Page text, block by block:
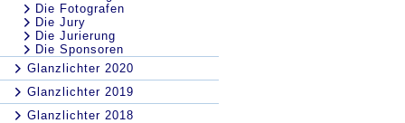
Die Fotografen
Die Jury
Die Jurierung
Die Sponsoren
Glanzlichter 2020
Glanzlichter 2019
Glanzlichter 2018